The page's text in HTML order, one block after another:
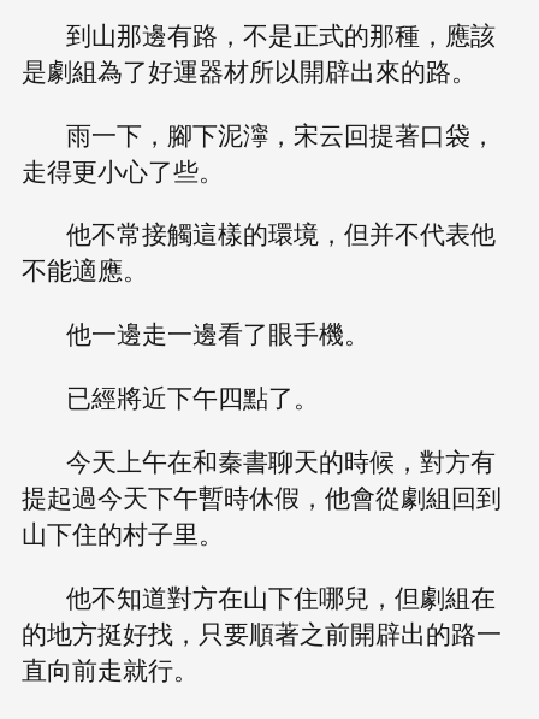
到山那邊有路，不是正式的那種，應該
是劇組為了好運器材所以開辟出來的路。
雨一下，腳下泥濘，宋云回提著口袋，
走得更小心了些。
他不常接觸這樣的環境，但并不代表他
不能適應。
他一邊走一邊看了眼手機。
已經將近下午四點了。
今天上午在和秦書聊天的時候，對方有
提起過今天下午暫時休假，他會從劇組回到
山下住的村子里。
他不知道對方在山下住哪兒，但劇組在
的地方挺好找，只要順著之前開辟出的路一
直向前走就行。